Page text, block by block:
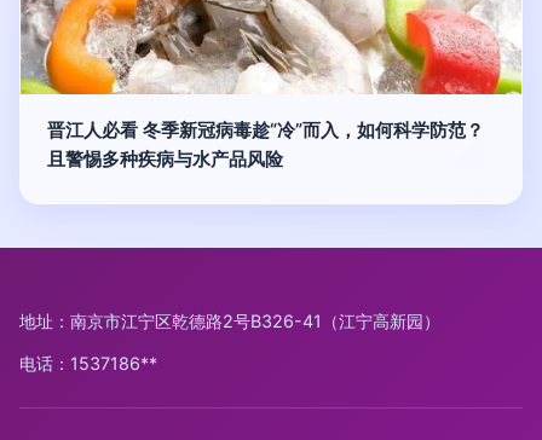
晋江人必看 冬季新冠病毒趁“冷”而入，如何科学防范？
且警惕多种疾病与水产品风险
地址：南京市江宁区乾德路2号B326-41（江宁高新园）
电话：1537186**